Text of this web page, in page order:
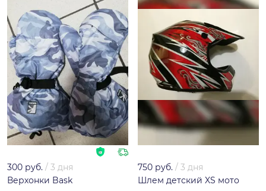
300 руб. / 3 дня
Верхонки Bask
750 руб. / 3 дня
Шлем детский XS мото